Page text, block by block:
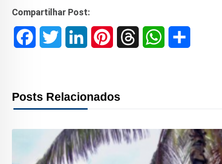
Compartilhar Post:
e t
e
k
d
t
r A
Posts Relacionados